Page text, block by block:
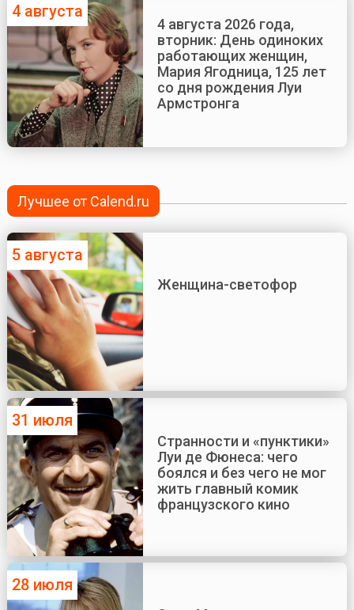
4 августа
4 августа 2026 года,
вторник: День одиноких
работающих женщин,
Мария Ягодница, 125 лет
со дня рождения Луи
Армстронга
Лучшее от Calend.ru
5 августа
Женщина-светофор
31 июля
Странности и «пунктики»
Луи де Фюнеса: чего
боялся и без чего не мог
жить главный комик
французского кино
28 июля